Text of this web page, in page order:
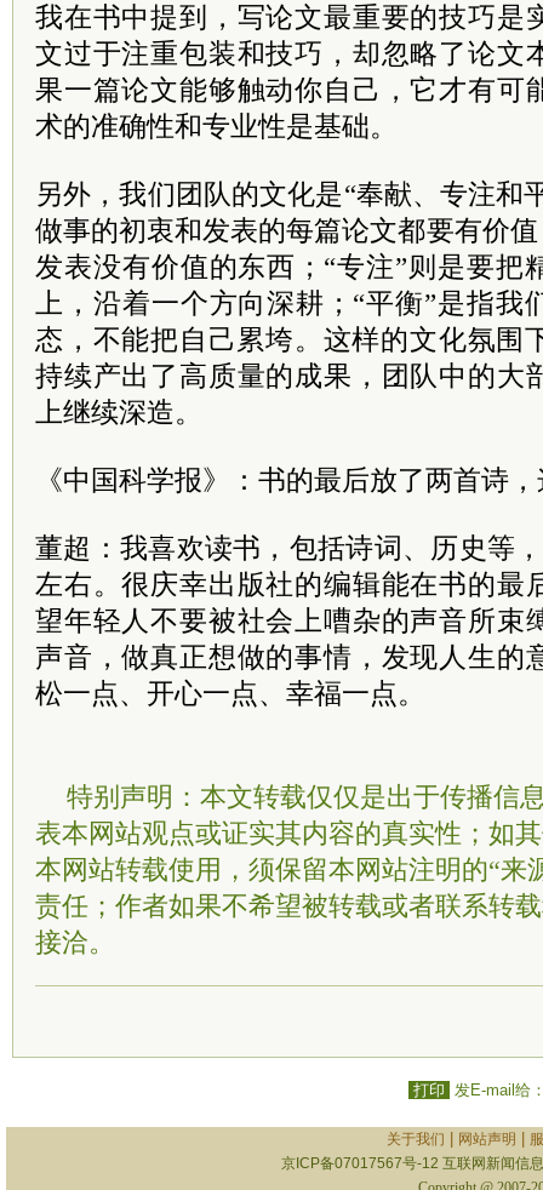
我在书中提到，写论文最重要的技巧是
文过于注重包装和技巧，却忽略了论文
果一篇论文能够触动你自己，它才有可
术的准确性和专业性是基础。
另外，我们团队的文化是“奉献、专注和
做事的初衷和发表的每篇论文都要有价
发表没有价值的东西；“专注”则是要把
上，沿着一个方向深耕；“平衡”是指
态，不能把自己累垮。这样的文化氛围
持续产出了高质量的成果，团队中的大
上继续深造。
《中国科学报》：书的最后放了两首诗
董超：我喜欢读书，包括诗词、历史等
左右。很庆幸出版社的编辑能在书的最
望年轻人不要被社会上嘈杂的声音所束
声音，做真正想做的事情，发现人生的
松一点、开心一点、幸福一点。
特别声明：本文转载仅仅是出于传播信
表本网站观点或证实其内容的真实性；如
本网站转载使用，须保留本网站注明的“来
责任；作者如果不希望被转载或者联系转
接洽。
打印 发E-mail给
关于我们 网站声明
京ICP备07017567号-12 互联网新闻信